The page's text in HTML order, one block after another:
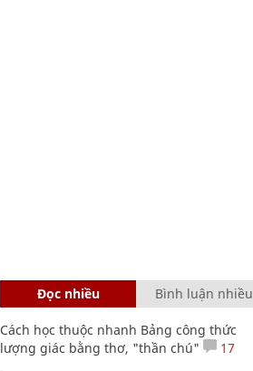
Đọc nhiều Bình luận nhiều
Cách học thuộc nhanh Bảng công thức
lượng giác bằng thơ, "thần chú"
17